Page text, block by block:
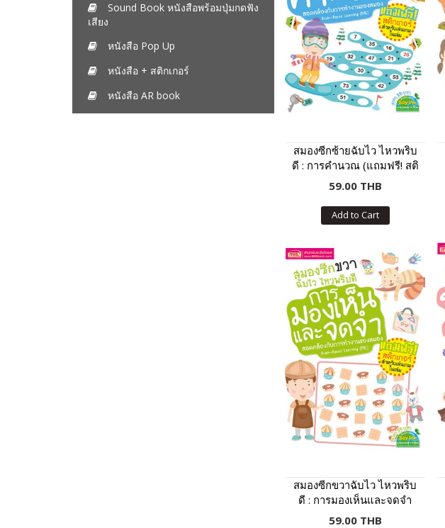
Sound Book หนังสือพร้อมปุ่มกดฟัง
เสียง
หนังสือ Pop Up
หนังสือ + สติกเกอร์
หนังสือ AR book
สมองซีกซ้ายฉับไว ไหวพริบ
ดี : การคำนวณ (แถมฟรี! สติ
กเกอร์)
59.00 THB
Add to Cart
สมองซีกขวาฉับไว ไหวพริบ
ดี : การมองเห็นและจดจำ
(แถมฟรี! สติกเกอร์)
59.00 THB